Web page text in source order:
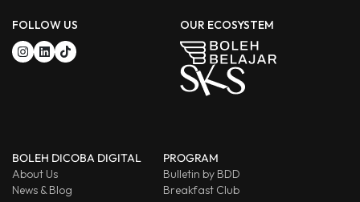
FOLLOW US OUR ECOSYSTEM
BOLEH DICOBA DIGITAL
About Us
News & Blog
PROGRAM
Bulletin by BDD
Breakfast Club